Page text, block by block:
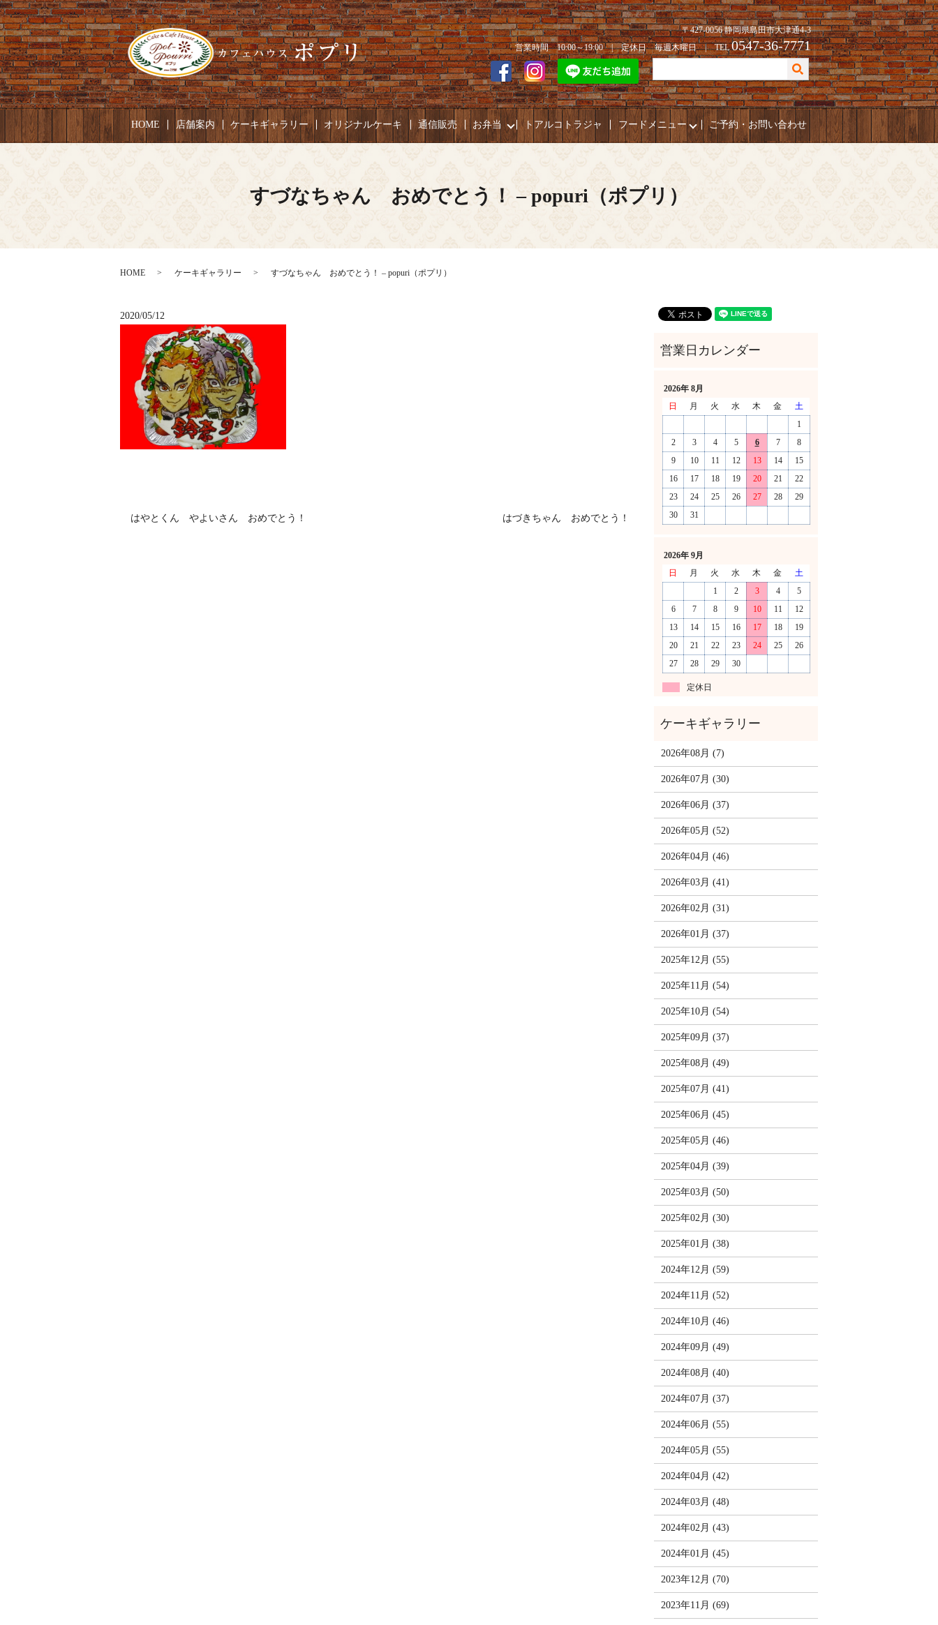
〒427-0056 静岡県島田市大津通4-3
営業時間 10:00～19:00 | 定休日 毎週木曜日 | TEL0547-36-7771
HOME 店舗案内 ケーキギャラリー オリジナルケーキ 通信販売 お弁当 トアルコトラジャ フードメニュー ご予約・お問い合わせ
すづなちゃん おめでとう！ – popuri（ポプリ）
HOME ケーキギャラリー すづなちゃん おめでとう！ – popuri（ポプリ）
2020/05/12
はやとくん やよいさん おめでとう！ はづきちゃん おめでとう！
2026年 8月
日
月 火 水 木 金
土
1
2
3 4 5 6 7
8
9
10 11 12 13 14
15
16
17 18 19 20 21
22
23
24 25 26 27 28
29
30
31
2026年 9月
日
月 火 水 木 金
土
1
2 3 4
5
6
7 8 9 10 11
12
13
14 15 16 17 18
19
20
21 22 23 24 25
26
27
28 29 30
定休日
2026年08月 (7)
2026年07月 (30)
2026年06月 (37)
2026年05月 (52)
2026年04月 (46)
2026年03月 (41)
2026年02月 (31)
2026年01月 (37)
2025年12月 (55)
2025年11月 (54)
2025年10月 (54)
2025年09月 (37)
2025年08月 (49)
2025年07月 (41)
2025年06月 (45)
2025年05月 (46)
2025年04月 (39)
2025年03月 (50)
2025年02月 (30)
2025年01月 (38)
2024年12月 (59)
2024年11月 (52)
2024年10月 (46)
2024年09月 (49)
2024年08月 (40)
2024年07月 (37)
2024年06月 (55)
2024年05月 (55)
2024年04月 (42)
2024年03月 (48)
2024年02月 (43)
2024年01月 (45)
2023年12月 (70)
2023年11月 (69)